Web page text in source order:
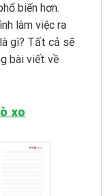
biến hơn.
làm việc ra
gì? Tất cả sẽ
bài viết về